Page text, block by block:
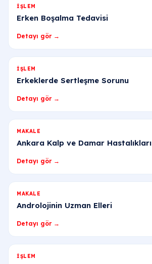
İŞLEM
Erken Boşalma Tedavisi
Detayı gör →
İŞLEM
Erkeklerde Sertleşme Sorunu
Detayı gör →
MAKALE
Ankara Kalp ve Damar Hastalıkları
Detayı gör →
MAKALE
Androlojinin Uzman Elleri
Detayı gör →
İŞLEM